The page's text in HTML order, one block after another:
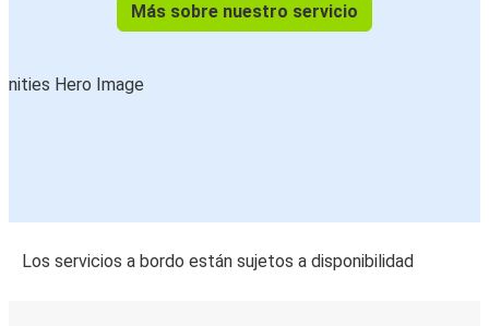
Más sobre nuestro servicio
Los servicios a bordo están sujetos a disponibilidad